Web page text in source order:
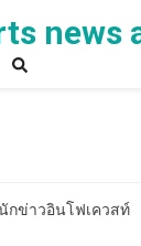
กข่าวอินโฟเควสท์